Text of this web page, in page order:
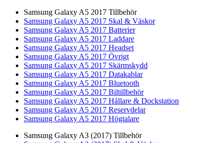
Samsung Galaxy A5 2017 Tillbehör
Samsung Galaxy A5 2017 Skal & Väskor
Samsung Galaxy A5 2017 Batterier
Samsung Galaxy A5 2017 Laddare
Samsung Galaxy A5 2017 Headset
Samsung Galaxy A5 2017 Övrigt
Samsung Galaxy A5 2017 Skärmskydd
Samsung Galaxy A5 2017 Datakablar
Samsung Galaxy A5 2017 Bluetooth
Samsung Galaxy A5 2017 Biltillbehör
Samsung Galaxy A5 2017 Hållare & Dockstation
Samsung Galaxy A5 2017 Reservdelar
Samsung Galaxy A5 2017 Högtalare
Samsung Galaxy A3 (2017) Tillbehör